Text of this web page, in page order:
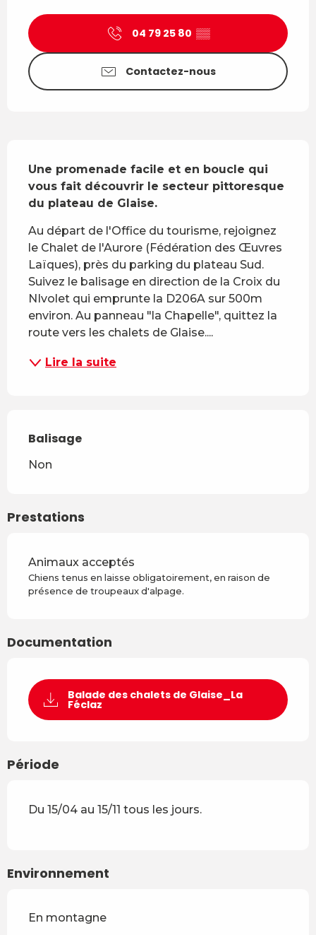
04 79 25 80 ▒▒
Contactez-nous
Une promenade facile et en boucle qui
vous fait découvrir le secteur pittoresque
du plateau de Glaise.
Au départ de l'Office du tourisme, rejoignez
le Chalet de l'Aurore (Fédération des Œuvres
Laïques), près du parking du plateau Sud.
Suivez le balisage en direction de la Croix du
NIvolet qui emprunte la D206A sur 500m
environ. Au panneau "la Chapelle", quittez la
route vers les chalets de Glaise....
Lire la suite
Balisage
Non
Prestations
Animaux acceptés
Chiens tenus en laisse obligatoirement, en raison de
présence de troupeaux d'alpage.
Documentation
Balade des chalets de Glaise_La
Féclaz
Période
Du 15/04 au 15/11 tous les jours.
Environnement
En montagne